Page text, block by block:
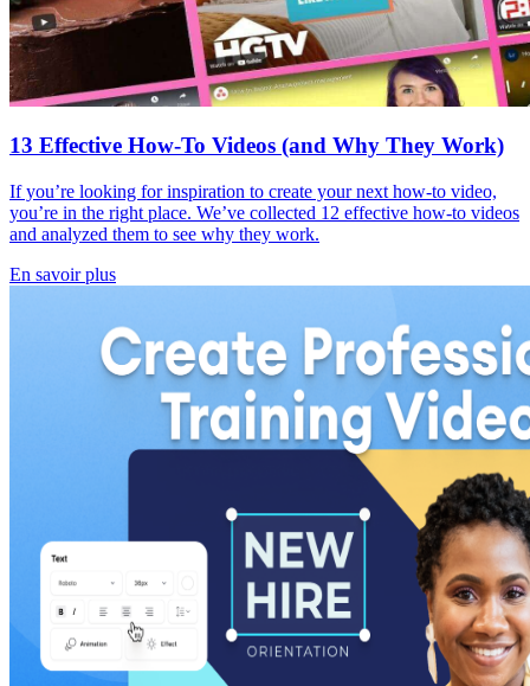
13 Effective How-To Videos (and Why They Work)
If you’re looking for inspiration to create your next how-to video,
you’re in the right place. We’ve collected 12 effective how-to videos
and analyzed them to see why they work.
En savoir plus